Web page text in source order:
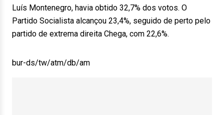
Luís Montenegro, havia obtido 32,7% dos votos. O
Partido Socialista alcançou 23,4%, seguido de perto pelo
partido de extrema direita Chega, com 22,6%.
bur-ds/tw/atm/db/am